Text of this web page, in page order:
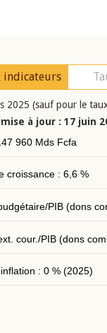
indicateurs
2025 (sauf pour le
à jour : 17 juin
960 Mds Fcfa
croissance : 6,6 %
PIB (dons
cour./PIB (dons
: 0 % (2025)